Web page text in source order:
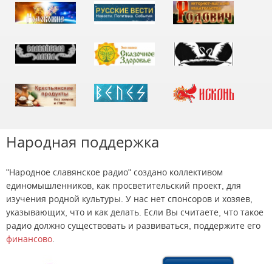
Народная поддержка
"Народное славянское радио" создано коллективом
единомышленников, как просветительский проект, для
изучения родной культуры. У нас нет спонсоров и хозяев,
указывающих, что и как делать. Если Вы считаете, что такое
радио должно существовать и развиваться, поддержите его
финансово.